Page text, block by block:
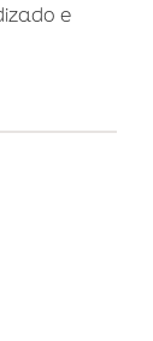
e